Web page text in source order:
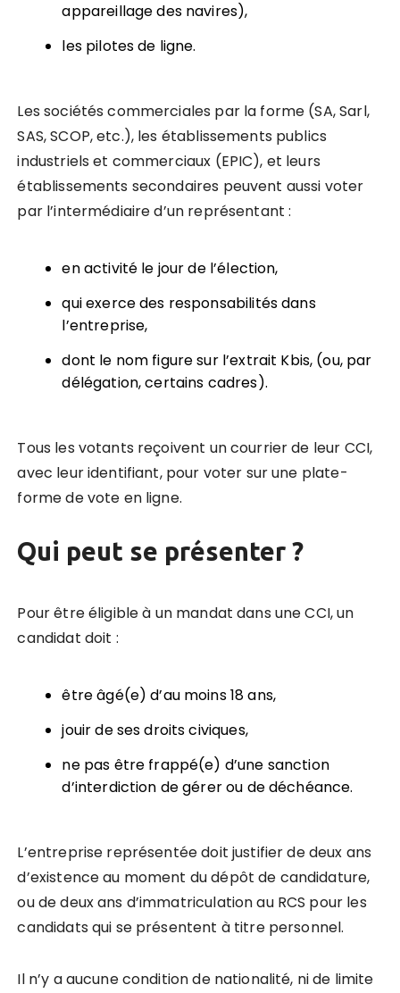
appareillage des navires),
les pilotes de ligne.
Les sociétés commerciales par la forme (SA, Sarl,
SAS, SCOP, etc.), les établissements publics
industriels et commerciaux (EPIC), et leurs
établissements secondaires peuvent aussi voter
par l’intermédiaire d’un représentant :
en activité le jour de l’élection,
qui exerce des responsabilités dans
l’entreprise,
dont le nom figure sur l’extrait Kbis, (ou, par
délégation, certains cadres).
Tous les votants reçoivent un courrier de leur CCI,
avec leur identifiant, pour voter sur une plate-
forme de vote en ligne.
Qui peut se présenter ?
Pour être éligible à un mandat dans une CCI, un
candidat doit :
être âgé(e) d’au moins 18 ans,
jouir de ses droits civiques,
ne pas être frappé(e) d’une sanction
d’interdiction de gérer ou de déchéance.
L’entreprise représentée doit justifier de deux ans
d’existence au moment du dépôt de candidature,
ou de deux ans d’immatriculation au RCS pour les
candidats qui se présentent à titre personnel.
Il n’y a aucune condition de nationalité, ni de limite